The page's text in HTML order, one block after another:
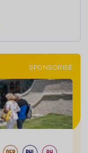
SPONSORISÉ